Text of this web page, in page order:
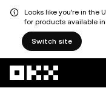
Looks like you're in the
for products available
Switch site